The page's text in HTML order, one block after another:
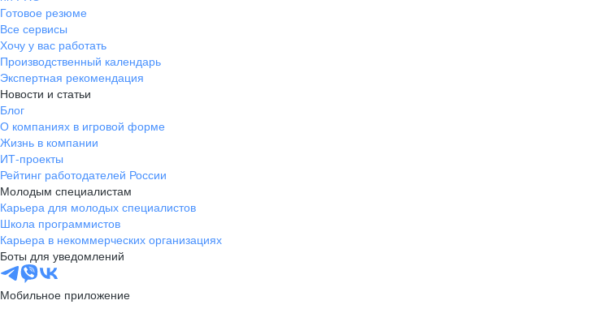
Готовое резюме
Все сервисы
Хочу у вас работать
Производственный календарь
Экспертная рекомендация
Новости и статьи
Блог
О компаниях в игровой форме
Жизнь в компании
ИТ-проекты
Рейтинг работодателей России
Молодым специалистам
Карьера для молодых специалистов
Школа программистов
Карьера в некоммерческих организациях
Боты для уведомлений
Мобильное приложение